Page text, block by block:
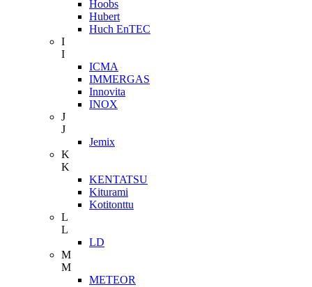
Hoobs
Hubert
Huch EnTEC
I
I
ICMA
IMMERGAS
Innovita
INOX
J
J
Jemix
K
K
KENTATSU
Kiturami
Kotitonttu
L
L
LD
M
M
METEOR